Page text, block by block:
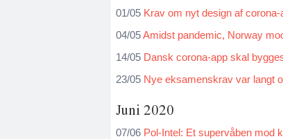
01/05 Krav om nyt design af corona-
04/05Amidst pandemic, Norway
14/05 Dansk corona-app skal
23/05 Nye eksamenskrav var langt
Juni 2020
07/06 Pol-Intel: Et supervåben mod